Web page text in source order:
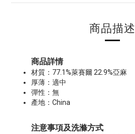
商品描述
商品詳情
材質：77.1%萊賽爾 22.9%亞麻
厚薄：適中
彈性：無
產地：China
注意事項及洗滌方式